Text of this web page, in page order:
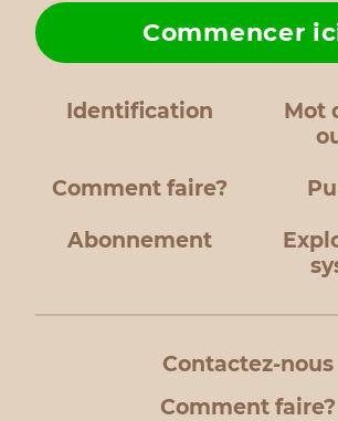
Identification
Mot
Comment faire?
Commencer
Abonnement
Contactez-nous
Comment faire?